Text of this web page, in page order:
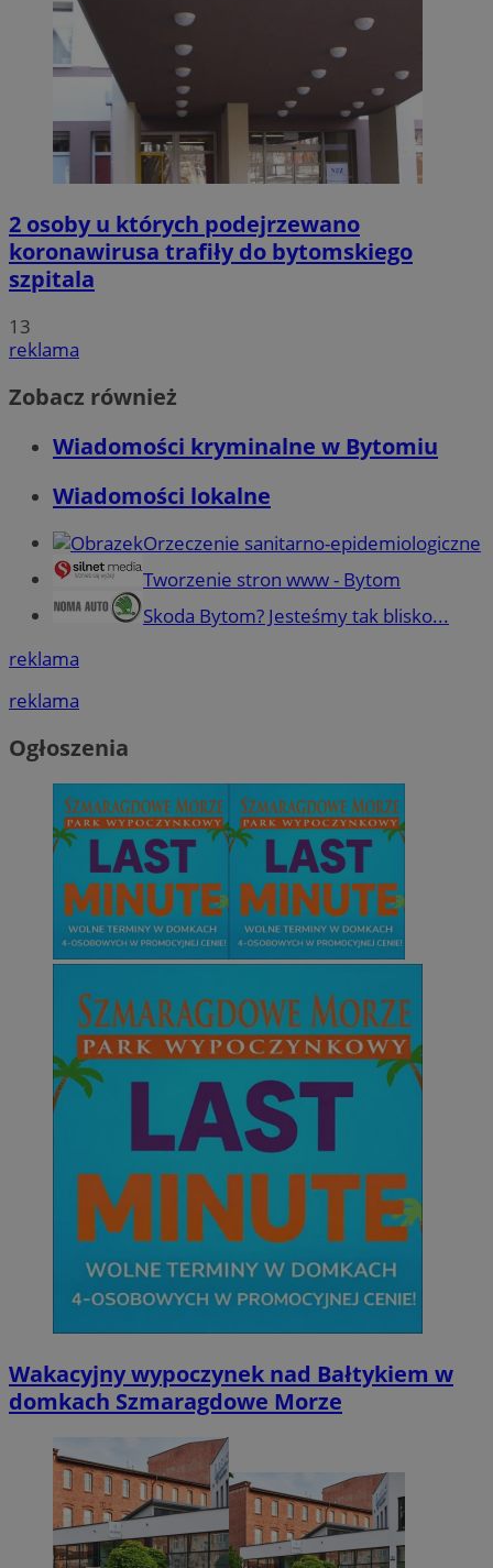
2 osoby u których podejrzewano
koronawirusa trafiły do bytomskiego
szpitala
13
reklama
Zobacz również
Wiadomości kryminalne w Bytomiu
Wiadomości lokalne
Orzeczenie sanitarno-epidemiologiczne
Tworzenie stron www - Bytom
Skoda Bytom? Jesteśmy tak blisko...
reklama
reklama
Ogłoszenia
Wakacyjny wypoczynek nad Bałtykiem w
domkach Szmaragdowe Morze